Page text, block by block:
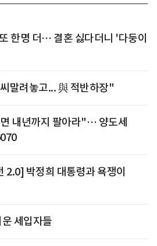
한명 더… 결혼 싫다더니 '다둥이
말려놓고... 與 적반하장"
내년까지 팔아라"… 양도세
2.0] 박정희 대통령과 욕쟁이
세입자들